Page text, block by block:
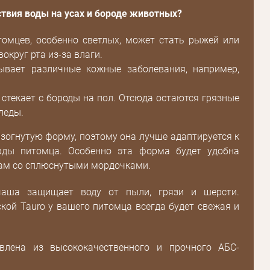
воды на усах и бороде животных?
особенно светлых, может стать рыжей или
рта из-за влаги.
различные кожные заболевания, например,
стекает с бороды на пол. Отсюда остаются грязные
форму, поэтому она лучше адаптируется к
питомца. Особенно эта форма будет удобна
со сплюснутыми мордочками.
защищает воду от пыли, грязи и шерсти.
Tauro у вашего питомца всегда будет свежая и
​​из высококачественного и прочного АБС-